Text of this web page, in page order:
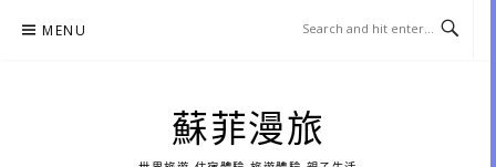
MENU
蘇菲漫旅